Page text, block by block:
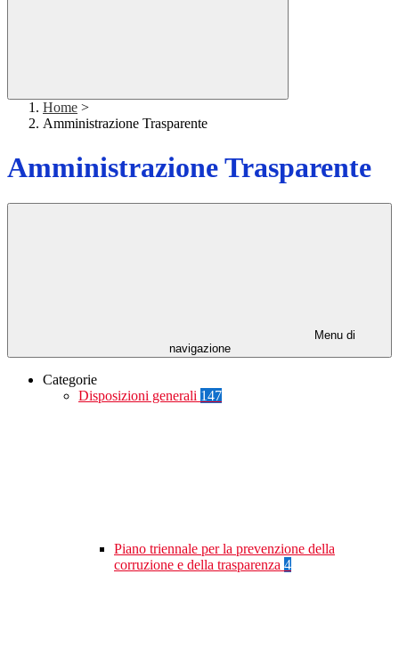
Home >
Amministrazione Trasparente
Amministrazione Trasparente
Menu di
navigazione
Categorie
Disposizioni generali 147
Piano triennale per la prevenzione della
corruzione e della trasparenza 4